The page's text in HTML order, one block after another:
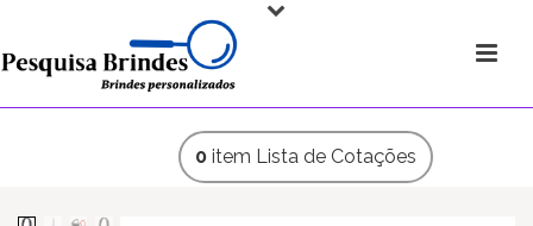
0item Lista de Cotações